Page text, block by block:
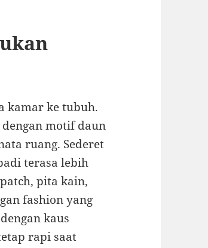
kamar ke tubuh.
motif daun
ruang. Sederet
terasa lebih
pita kain,
fashion yang
kaus
rapi saat